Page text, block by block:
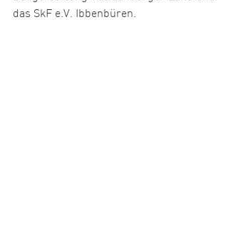
das SkF e.V. Ibbenbüren.